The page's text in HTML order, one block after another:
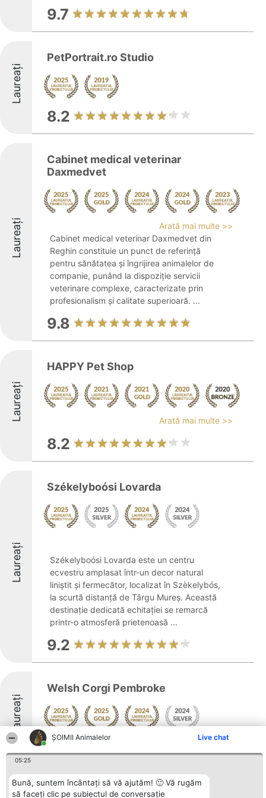
ŞOIMII Animalelor Live chat
05:25
Bună, suntem încântați să vă ajutăm! 🙂 Vă rugăm
să faceți clic pe subiectul de conversație
9.7
Laureați
PetPortrait.ro Studio
8.2
Laureați
Cabinet medical veterinar
Daxmedvet
Arată mai multe >>
Cabinet medical veterinar Daxmedvet din
Reghin constituie un punct de referință
pentru sănătatea și îngrijirea animalelor de
companie, punând la dispoziție servicii
veterinare complexe, caracterizate prin
profesionalism și calitate superioară. ...
9.8
Laureați
HAPPY Pet Shop
Arată mai multe >>
8.2
Laureați
Székelyboósi Lovarda
Székelyboósi Lovarda este un centru
ecvestru amplasat într-un decor natural
liniștit și fermecător, localizat în Szèkelybós,
la scurtă distanță de Târgu Mureș. Această
destinație dedicată echitației se remarcă
printr-o atmosferă prietenoasă ...
9.2
Laureați
Welsh Corgi Pembroke
9.5
Pastrav BIO